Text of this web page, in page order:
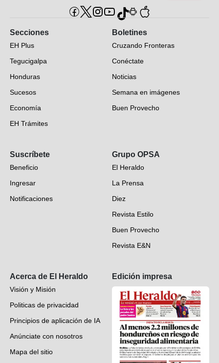
Secciones
EH Plus
Tegucigalpa
Honduras
Sucesos
Economía
EH Trámites
EH Verifica
Fotogalerías
Deportes
Videos
Boletines
Cruzando Fronteras
Conéctate
Noticias
Semana en imágenes
Buen Provecho
Suscríbete
Beneficio
Ingresar
Notificaciones
Grupo OPSA
El Heraldo
La Prensa
Diez
Revista Estilo
Buen Provecho
Revista E&N
Acerca de El Heraldo
Visión y Misión
Politicas de privacidad
Principios de aplicación de IA
Anúnciate con nosotros
Mapa del sitio
Edición impresa